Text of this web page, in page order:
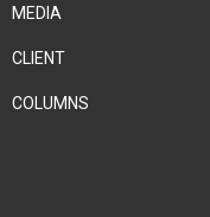
MEDIA
CLIENT
COLUMNS